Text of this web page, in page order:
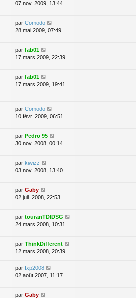
07 nov. 2009, 13:44
par Comodo
28 mai 2009, 07:49
par fab01
17 mars 2009, 22:39
par fab01
17 mars 2009, 19:41
par Comodo
10 févr. 2009, 06:51
par Pedro 95
30 nov. 2008, 00:14
par kiwizz
03 nov. 2008, 13:40
par Gaby
02 juil. 2008, 22:53
par touranTDIDSG
24 mars 2008, 10:31
par ThinkDifferent
12 mars 2008, 20:39
par fxp2008
02 août 2007, 11:17
par Gaby